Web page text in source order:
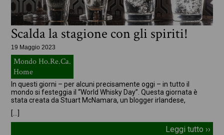
Scalda la stagione con gli spiriti!
19 Maggio 2023
Mondo Ho.Re.Ca.
Home
In questi giorni – per alcuni precisamente oggi – in tutto il
mondo si festeggia il “World Whisky Day”. Questa giornata è
stata creata da Stuart McNamara, un blogger irlandese,
[…]
Leggi tutto ››